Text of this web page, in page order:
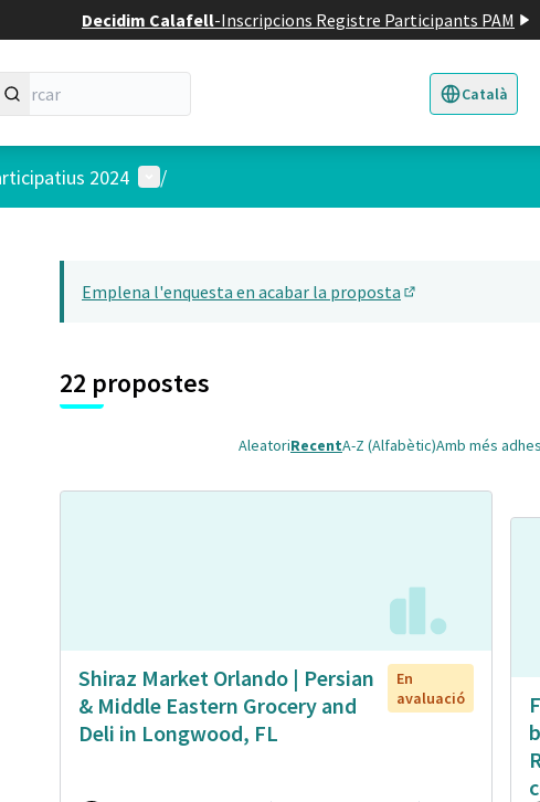
Decidim Calafell-Inscripcions Registre Participants PAM
Català
Triar la llengua
2024 Menú d'usuari
/
Emplena l'enquesta en acabar la proposta
22 propostes
AleatoriRecentA-Z (Alfabètic)Amb més
Shiraz Market Orlando | Persian
& Middle Eastern Grocery and
Deli in Longwood, FL
En
avaluació